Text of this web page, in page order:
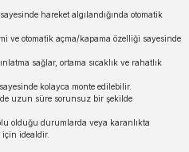
hareket algılandığında otomatik
ve otomatik açma/kapama özelliği sayesinde
sağlar, ortama sıcaklık ve rahatlık
kolayca monte edilebilir.
uzun süre sorunsuz bir şekilde
olduğu durumlarda veya karanlıkta
idealdir.